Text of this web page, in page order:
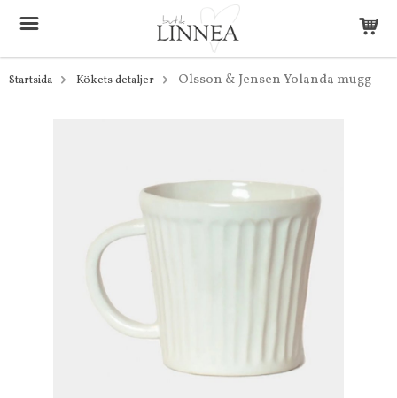
Startsida Kökets detaljer Olsson & Jensen Yolanda mugg